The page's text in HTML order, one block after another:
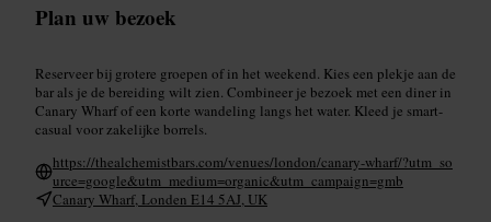
Plan uw bezoek
Reserveer bij grotere groepen of in het weekend. Kies een plekje aan de
bar als je de bereiding wilt zien. Combineer je bezoek met een diner in
Canary Wharf of een korte wandeling langs het water. Kleed je smart-
casual voor zakelijke borrels.
https://thealchemistbars.com/venues/london/canary-wharf/?utm_so
urce=google&utm_medium=organic&utm_campaign=gmb
Canary Wharf, Londen E14 5AJ, UK